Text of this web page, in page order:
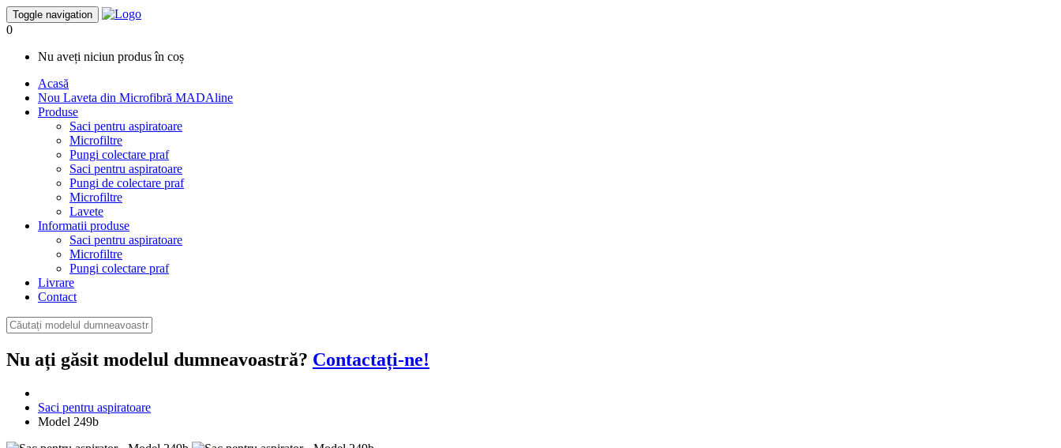
Toggle navigation
0
Nu aveți niciun produs în coș
Acasă
Nou Laveta din Microfibră MADAline
Produse
Saci pentru aspiratoare
Microfiltre
Pungi colectare praf
Saci pentru aspiratoare
Pungi de colectare praf
Microfiltre
Lavete
Informatii produse
Saci pentru aspiratoare
Microfiltre
Pungi colectare praf
Livrare
Contact
Nu ați găsit modelul dumneavoastră? Contactați-ne!
Saci pentru aspiratoare
Model 249b